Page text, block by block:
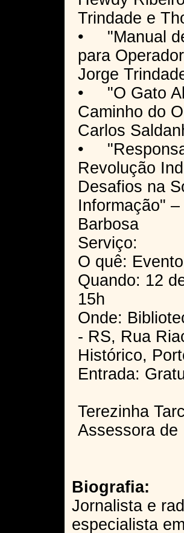
Trindade e
• "Manual
para
Jorge
• "O Gato
Caminho do
Carlos
•
Revolução
Desafios na
Informação"
Barbosa
Serviço:
O quê:
Quando: 12
15h
Onde:
- RS, Rua
Histórico,
Entrada:
Terezinha
Assessora de
Biografia:
Jornalista e
especialista